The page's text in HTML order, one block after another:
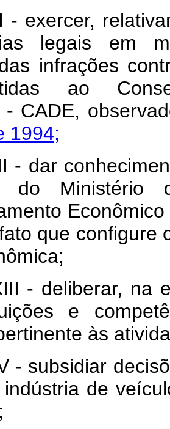
legais em
infrações
ao
- CADE,
1994;
do
que configure
na
e
às
de